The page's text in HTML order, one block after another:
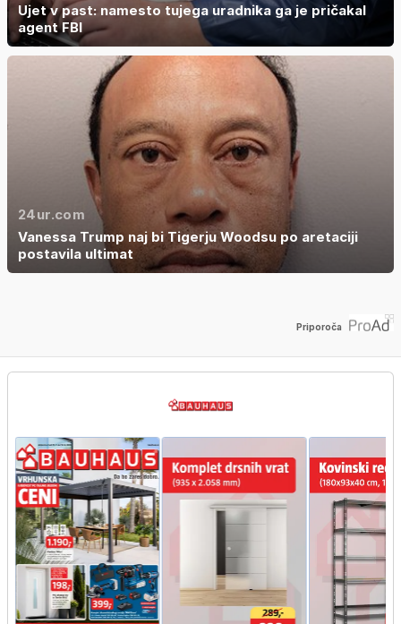
Ujet v past: namesto tujega uradnika ga je pričakal
agent FBI
24ur.com
Vanessa Trump naj bi Tigerju Woodsu po aretaciji
postavila ultimat
Priporoča